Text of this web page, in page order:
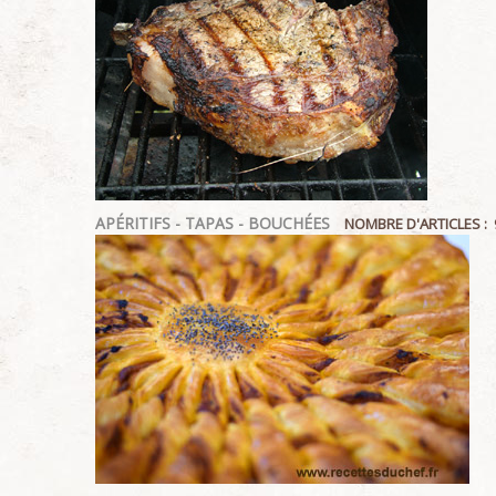
APÉRITIFS - TAPAS - BOUCHÉES NOMBRE D'ARTICLES :